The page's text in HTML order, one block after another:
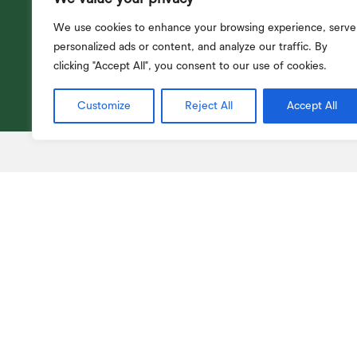
We use cookies to enhance your browsing experience, serve
personalized ads or content, and analyze our traffic. By
clicking "Accept All", you consent to our use of cookies.
Customize Reject All Accept All